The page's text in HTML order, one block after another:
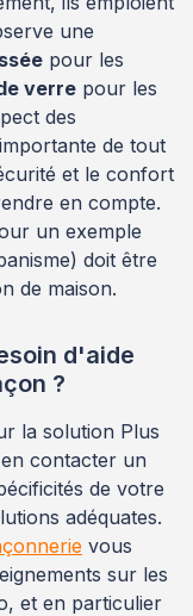
une
pour les
verre pour les
des
de tout
et le confort
en compte.
un exemple
doit être
de maison.
d'aide
?
la solution Plus
contacter un
de votre
adéquates.
vous
sur les
et en particulier